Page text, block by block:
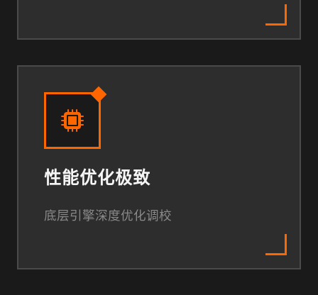
性能优化极致
底层引擎深度优化调校